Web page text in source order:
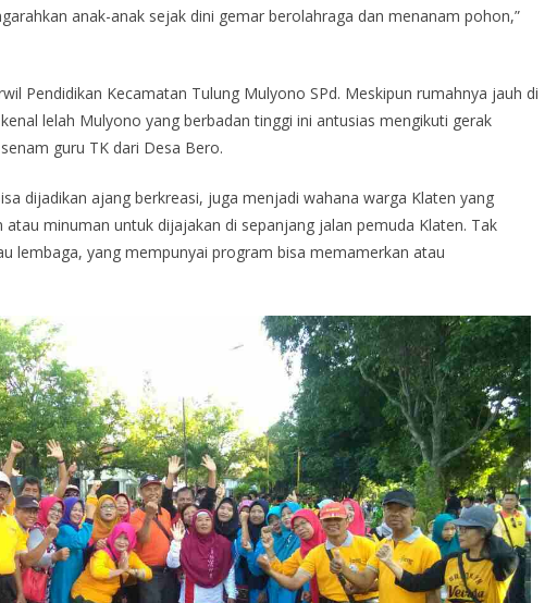
anak-anak sejak dini gemar berolahraga dan menanam pohon,”
Pendidikan Kecamatan Tulung Mulyono SPd. Meskipun rumahnya jauh di
lelah Mulyono yang berbadan tinggi ini antusias mengikuti gerak
guru TK dari Desa Bero.
dijadikan ajang berkreasi, juga menjadi wahana warga Klaten yang
minuman untuk dijajakan di sepanjang jalan pemuda Klaten. Tak
lembaga, yang mempunyai program bisa memamerkan atau